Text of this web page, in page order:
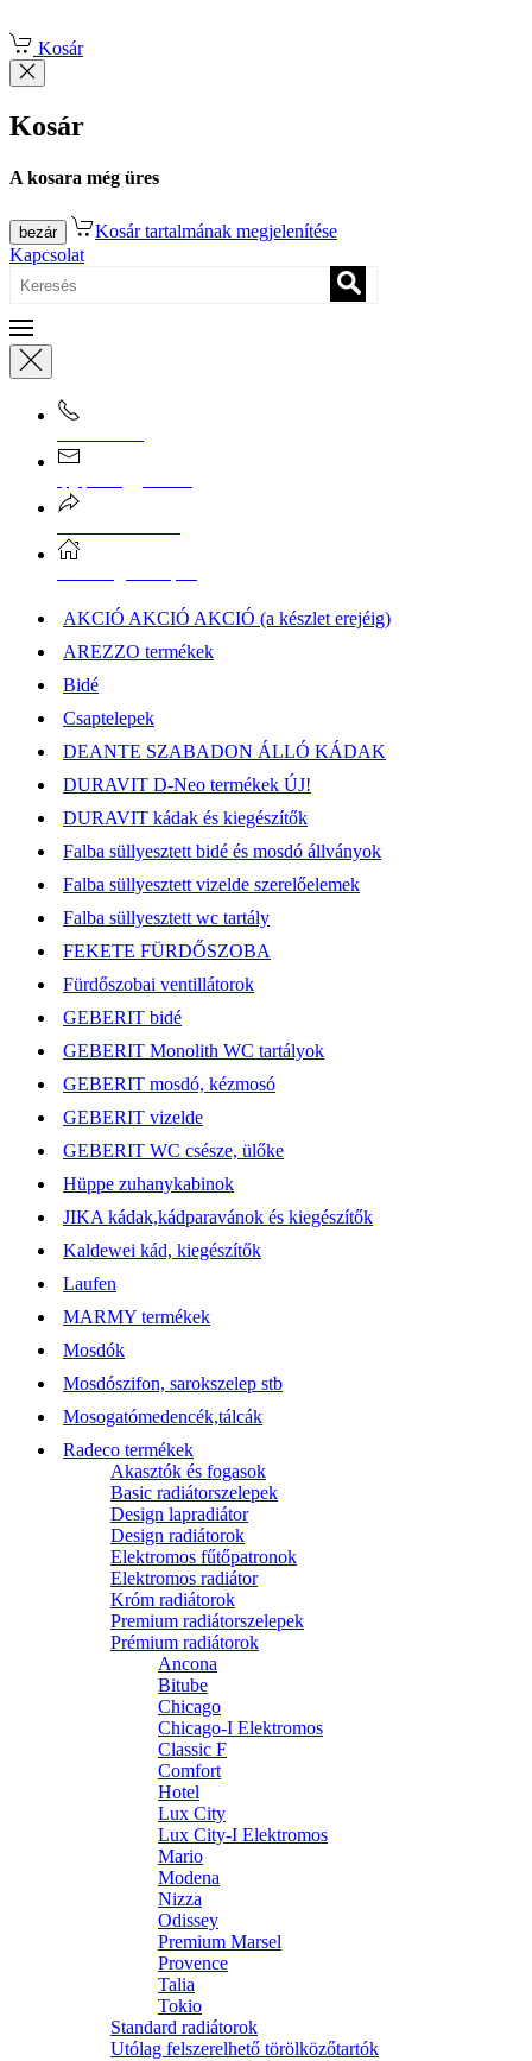
Kosár
Kosár
A kosara még üres
bezár
Kosár tartalmának megjelenítése
Kapcsolat
AKCIÓ AKCIÓ AKCIÓ (a készlet erejéig)
AREZZO termékek
Bidé
Csaptelepek
DEANTE SZABADON ÁLLÓ KÁDAK
DURAVIT D-Neo termékek ÚJ!
DURAVIT kádak és kiegészítők
Falba süllyesztett bidé és mosdó állványok
Falba süllyesztett vizelde szerelőelemek
Falba süllyesztett wc tartály
FEKETE FÜRDŐSZOBA
Fürdőszobai ventillátorok
GEBERIT bidé
GEBERIT Monolith WC tartályok
GEBERIT mosdó, kézmosó
GEBERIT vizelde
GEBERIT WC csésze, ülőke
Hüppe zuhanykabinok
JIKA kádak,kádparavánok és kiegészítők
Kaldewei kád, kiegészítők
Laufen
MARMY termékek
Mosdók
Mosdószifon, sarokszelep stb
Mosogatómedencék,tálcák
Radeco termékek
Akasztók és fogasok
Basic radiátorszelepek
Design lapradiátor
Design radiátorok
Elektromos fűtőpatronok
Elektromos radiátor
Króm radiátorok
Premium radiátorszelepek
Prémium radiátorok
Ancona
Bitube
Chicago
Chicago-I Elektromos
Classic F
Comfort
Hotel
Lux City
Lux City-I Elektromos
Mario
Modena
Nizza
Odissey
Premium Marsel
Provence
Talia
Tokio
Standard radiátorok
Utólag felszerelhető törölközőtartók